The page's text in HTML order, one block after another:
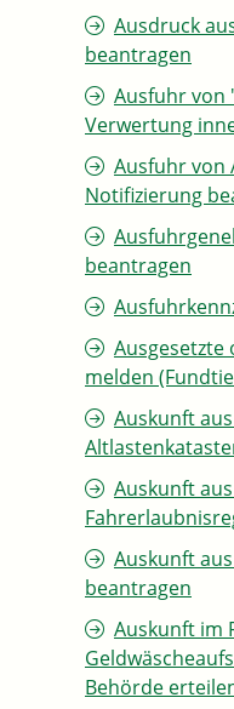
Ausdruck
beantragen
Ausfuhr von
Verwertung
Ausfuhr von
Notifizierung
beantragen
melden
Auskunft
Auskunft
Auskunft
beantragen
Auskunft im
Behörde